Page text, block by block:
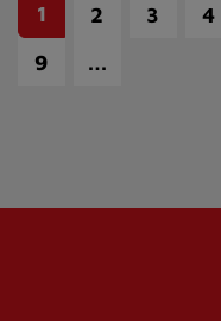
1 2 3 4
9
…